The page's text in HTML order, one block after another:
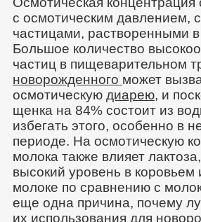
с осмотическим давлением,
частицами, растворенными
Большое количество
частиц в пищеварительном
новорожденного может
осмотическую диарею, и
щенка на 84% состоит из
избегать этого, особенно в
периоде. На осмотическую
молока также влияет
высокий уровень в коровьем
молоке по сравнению с
еще одна причина, почему
их использования для